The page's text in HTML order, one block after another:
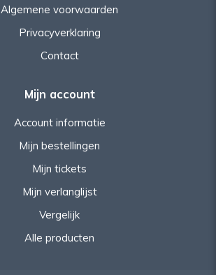
Algemene voorwaarden
Privacyverklaring
Contact
Mijn account
Account informatie
Mijn bestellingen
Mijn tickets
Mijn verlanglijst
Vergelijk
Alle producten